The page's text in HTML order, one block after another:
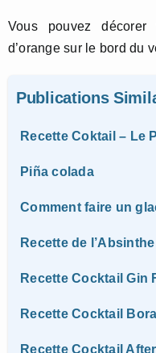
Vous pouvez
d’orange sur le bord du
Publications
Recette Coktail – Le
Piña colada
Comment faire un
Recette de
Recette Cocktail Gin
Recette Cocktail
Recette Cocktail